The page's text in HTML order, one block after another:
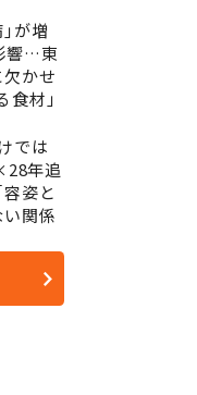
が増
響…東
かせ
食材｣
では
年追
姿と
関係